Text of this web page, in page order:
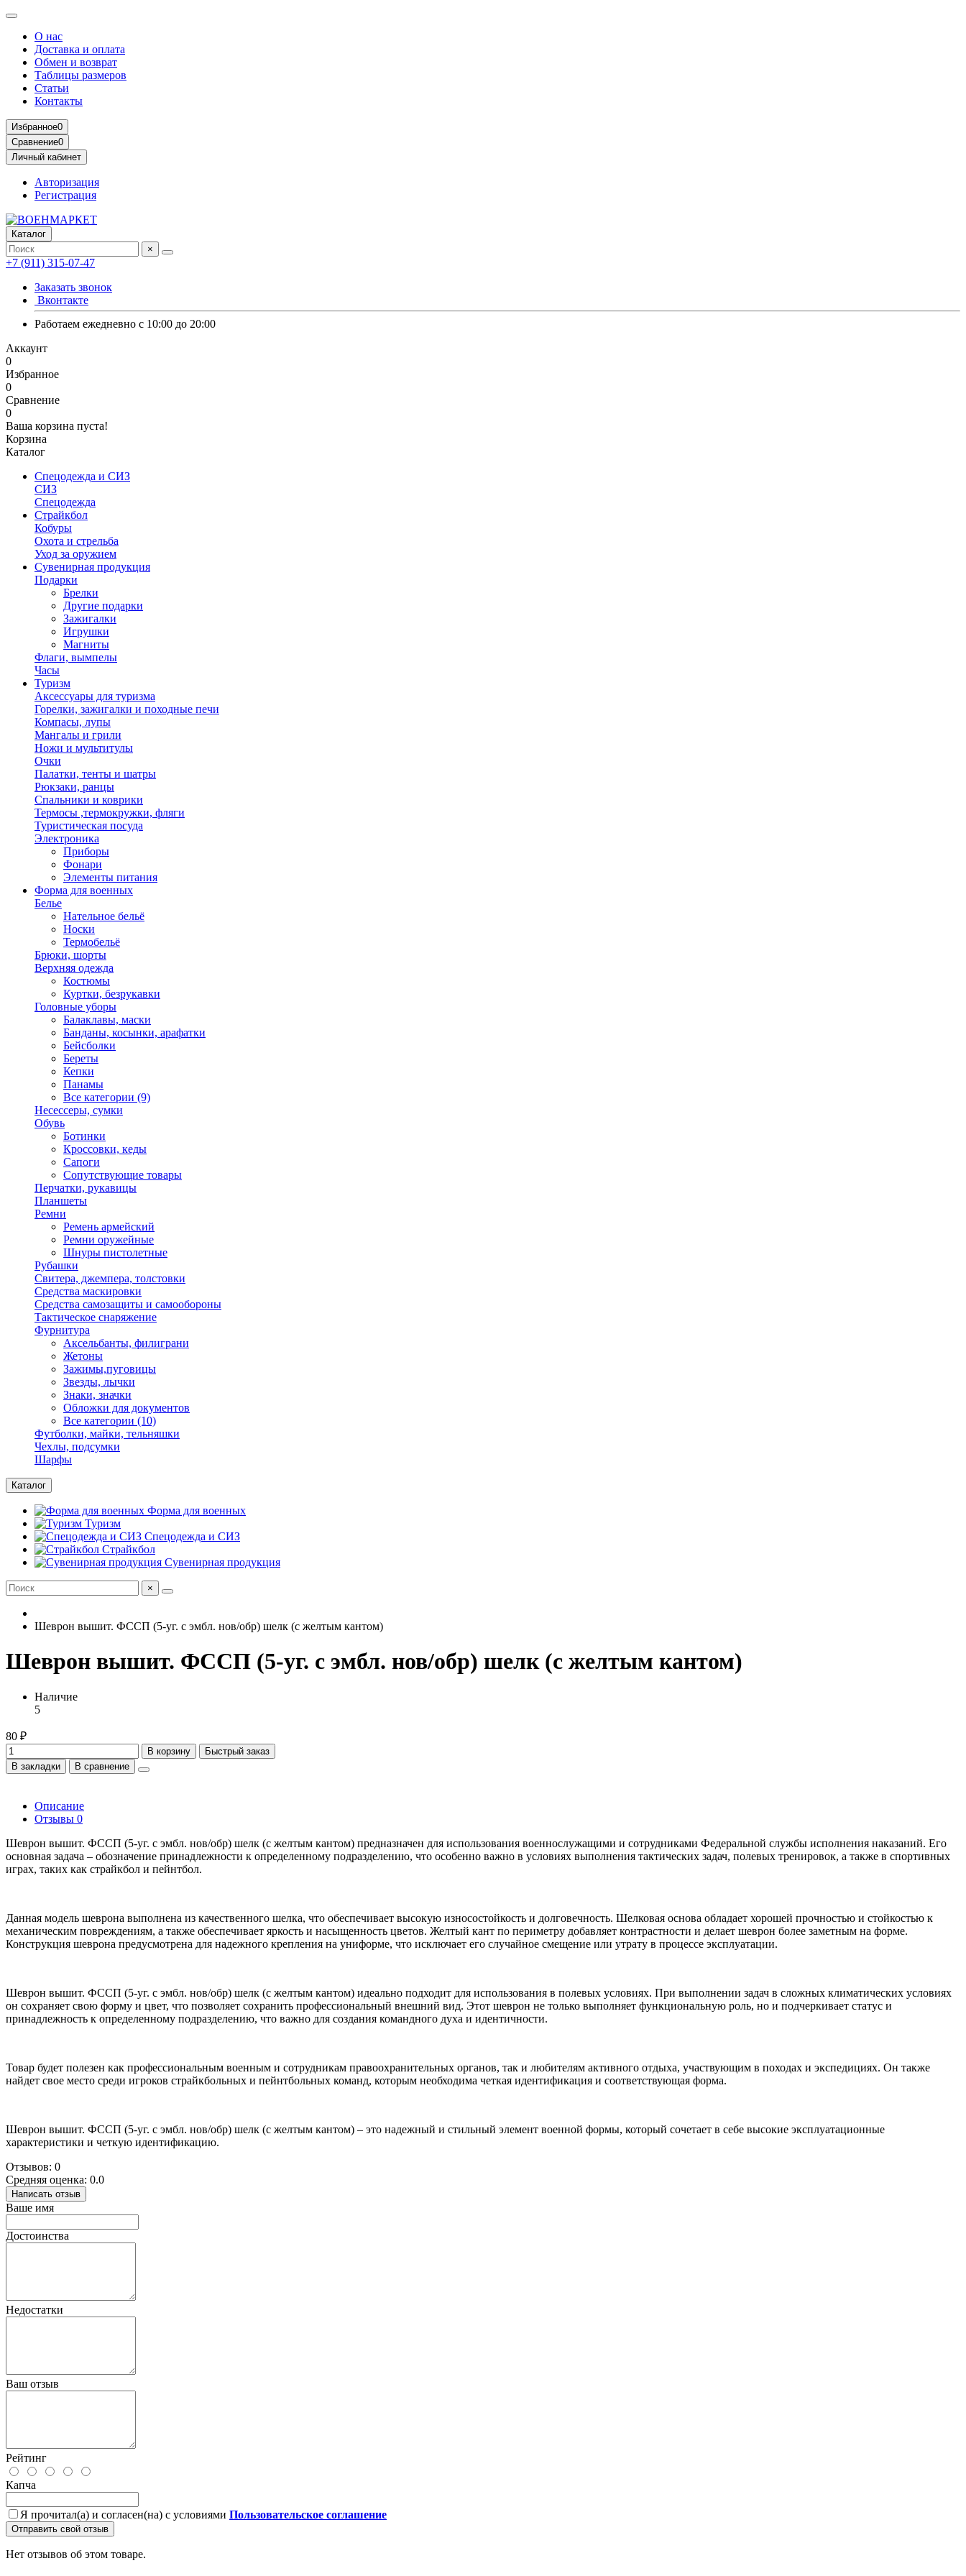
О нас
Доставка и оплата
Обмен и возврат
Таблицы размеров
Статьи
Контакты
Избранное0
Сравнение0
Личный кабинет
Авторизация
Регистрация
Каталог
×
+7 (911) 315-07-47
Заказать звонок
Вконтакте
Работаем ежедневно с 10:00 до 20:00
Аккаунт
0
Избранное
0
Сравнение
0
Ваша корзина пуста!
Корзина
Каталог
Спецодежда и СИЗ
СИЗ
Спецодежда
Страйкбол
Кобуры
Охота и стрельба
Уход за оружием
Сувенирная продукция
Подарки
Брелки
Другие подарки
Зажигалки
Игрушки
Магниты
Флаги, вымпелы
Часы
Туризм
Аксессуары для туризма
Горелки, зажигалки и походные печи
Компасы, лупы
Мангалы и грили
Ножи и мультитулы
Очки
Палатки, тенты и шатры
Рюкзаки, ранцы
Спальники и коврики
Термосы ,термокружки, фляги
Туристическая посуда
Электроника
Приборы
Фонари
Элементы питания
Форма для военных
Белье
Нательное бельё
Носки
Термобельё
Брюки, шорты
Верхняя одежда
Костюмы
Куртки, безрукавки
Головные уборы
Балаклавы, маски
Банданы, косынки, арафатки
Бейсболки
Береты
Кепки
Панамы
Все категории (9)
Несессеры, сумки
Обувь
Ботинки
Кроссовки, кеды
Сапоги
Сопутствующие товары
Перчатки, рукавицы
Планшеты
Ремни
Ремень армейский
Ремни оружейные
Шнуры пистолетные
Рубашки
Свитера, джемпера, толстовки
Средства маскировки
Средства самозащиты и самообороны
Тактическое снаряжение
Фурнитура
Аксельбанты, филиграни
Жетоны
Зажимы,пуговицы
Звезды, лычки
Знаки, значки
Обложки для документов
Все категории (10)
Футболки, майки, тельняшки
Чехлы, подсумки
Шарфы
Каталог
Форма для военных
Туризм
Спецодежда и СИЗ
Страйкбол
Сувенирная продукция
×
Шеврон вышит. ФССП (5-уг. с эмбл. нов/обр) шелк (с желтым кантом)
Шеврон вышит. ФССП (5-уг. с эмбл. нов/обр) шелк (с желтым кантом)
Наличие
5
80 ₽
В корзину
Быстрый заказ
В закладки
В сравнение
Описание
Отзывы 0
Шеврон вышит. ФССП (5-уг. с эмбл. нов/обр) шелк (с желтым кантом) предназначен для использования военнослужащими и сотрудниками Федеральной службы исполнения наказаний. Его
основная задача – обозначение принадлежности к определенному подразделению, что особенно важно в условиях выполнения тактических задач, полевых тренировок, а также в спортивных
играх, таких как страйкбол и пейнтбол.
Данная модель шеврона выполнена из качественного шелка, что обеспечивает высокую износостойкость и долговечность. Шелковая основа обладает хорошей прочностью и стойкостью к
механическим повреждениям, а также обеспечивает яркость и насыщенность цветов. Желтый кант по периметру добавляет контрастности и делает шеврон более заметным на форме.
Конструкция шеврона предусмотрена для надежного крепления на униформе, что исключает его случайное смещение или утрату в процессе эксплуатации.
Шеврон вышит. ФССП (5-уг. с эмбл. нов/обр) шелк (с желтым кантом) идеально подходит для использования в полевых условиях. При выполнении задач в сложных климатических условиях
он сохраняет свою форму и цвет, что позволяет сохранить профессиональный внешний вид. Этот шеврон не только выполняет функциональную роль, но и подчеркивает статус и
принадлежность к определенному подразделению, что важно для создания командного духа и идентичности.
Товар будет полезен как профессиональным военным и сотрудникам правоохранительных органов, так и любителям активного отдыха, участвующим в походах и экспедициях. Он также
найдет свое место среди игроков страйкбольных и пейнтбольных команд, которым необходима четкая идентификация и соответствующая форма.
Шеврон вышит. ФССП (5-уг. с эмбл. нов/обр) шелк (с желтым кантом) – это надежный и стильный элемент военной формы, который сочетает в себе высокие эксплуатационные
характеристики и четкую идентификацию.
Отзывов: 0
Средняя оценка: 0.0
Написать отзыв
Ваше имя
Достоинства
Недостатки
Ваш отзыв
Рейтинг
Капча
Я прочитал(а) и согласен(на) с условиями Пользовательское соглашение
Отправить свой отзыв
Нет отзывов об этом товаре.